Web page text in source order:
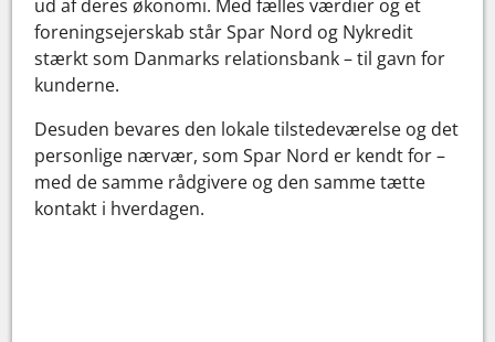
ud af deres økonomi. Med fælles værdier og et
foreningsejerskab står Spar Nord og Nykredit
stærkt som Danmarks relationsbank – til gavn for
kunderne.
Desuden bevares den lokale tilstedeværelse og det
personlige nærvær, som Spar Nord er kendt for –
med de samme rådgivere og den samme tætte
kontakt i hverdagen.